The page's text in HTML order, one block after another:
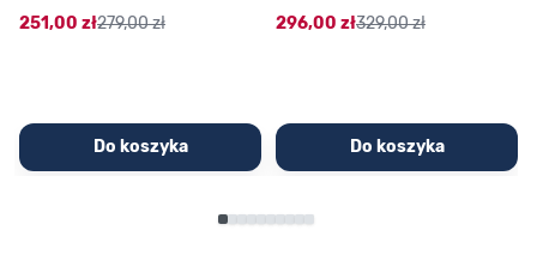
251,00 zł279,00 zł
Do koszyka
296,00 zł329,00 zł
Do koszyka